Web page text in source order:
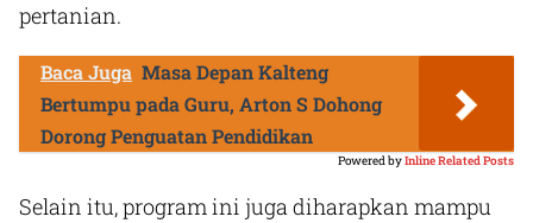
pertanian.
Baca Juga Masa Depan Kalteng
Bertumpu pada Guru, Arton S Dohong
Dorong Penguatan Pendidikan
Powered byInline Related Posts
Selain itu, program ini juga diharapkan mampu